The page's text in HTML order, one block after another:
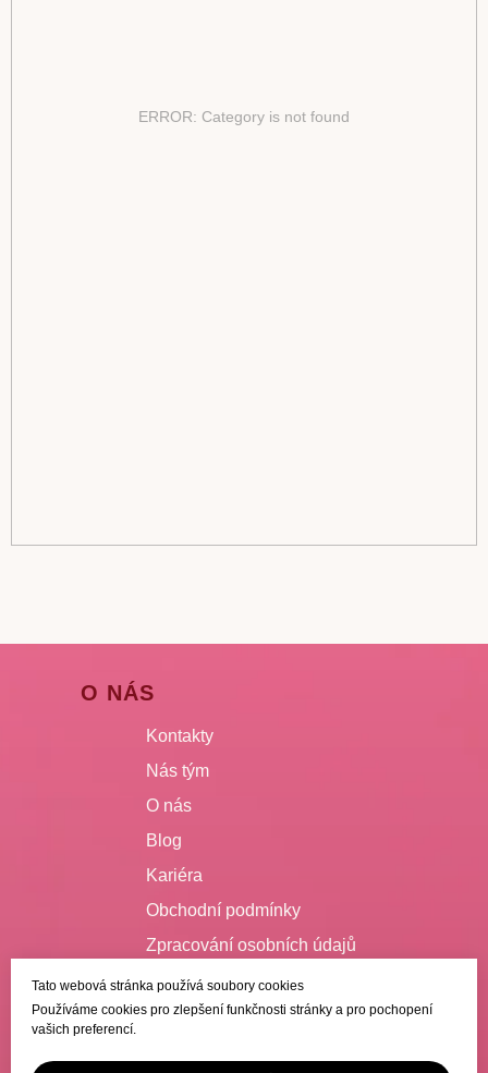
Tato webová stránka používá soubory cookies
Používáme cookies pro zlepšení funkčnosti stránky a pro pochopení
vašich preferencí.
ERROR: Category is not found
VŠE O NÁKUPU
O NÁS
Kontakty
Nás tým
O nás
Blog
Kariéra
Obchodní podmínky
Zpracování osobních údajů